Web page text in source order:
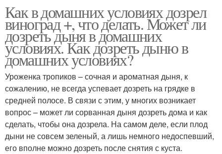
Как в домашних условиях дозрел
виноград +, что делать. Может ли
дозреть дыня в домашних
условиях. Как дозреть дыню в
домашних условиях?
Уроженка тропиков – сочная и ароматная дыня, к
сожалению, не всегда успевает дозреть на грядке в
средней полосе. В связи с этим, у многих возникает
вопрос – может ли сорванная дыня дозреть дома и как
сделать, чтобы она дозрела. На самом деле, если плод
дыни не совсем зеленый, а лишь немного недоспевший,
его вполне можно дозреть после снятия с куста.